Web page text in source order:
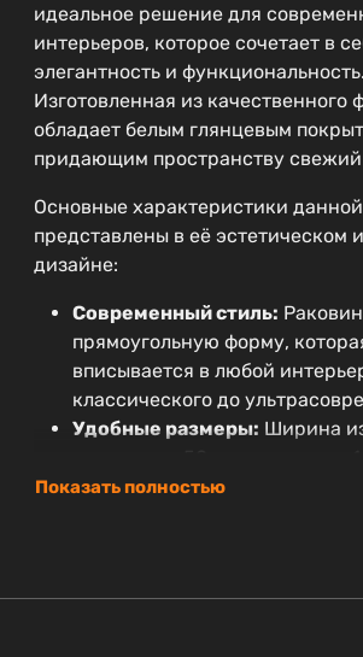
идеальное решение для
интерьеров, которое сочетает в
элегантность и функциональность.
Изготовленная из качественного
обладает белым глянцевым
придающим пространству
Основные характеристики
представлены в её эстетическом
дизайне:
Современный стиль:
прямоугольную форму,
вписывается в любой
классического до
Удобные размеры: Ширина
делает её удобной для
лет, что подтверждает
Показать полностью